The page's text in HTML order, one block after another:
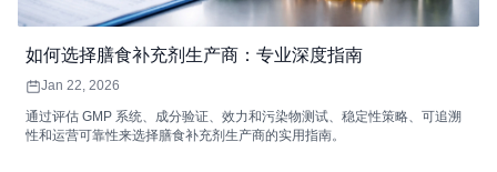
如何选择膳食补充剂生产商：专业深度指南
Jan 22, 2026
通过评估 GMP 系统、成分验证、效力和污染物测试、稳定性策略、可追溯
性和运营可靠性来选择膳食补充剂生产商的实用指南。